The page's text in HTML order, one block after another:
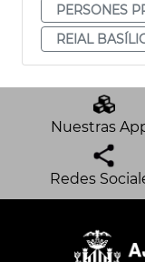
PERSONES
REIAL
Nuestras
Redes